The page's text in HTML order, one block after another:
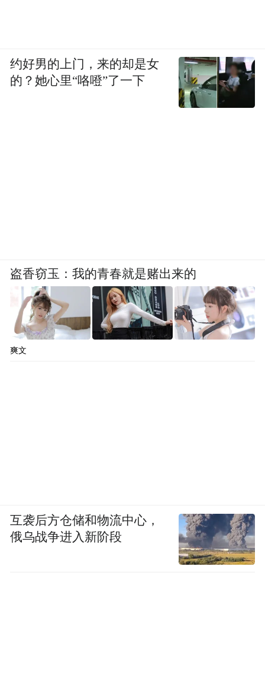
约好男的上门，来的却是女
的？她心里“咯噔”了一下
盗香窃玉：我的青春就是赌出来的
爽文
互袭后方仓储和物流中心，
俄乌战争进入新阶段